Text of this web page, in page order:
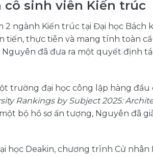
cô sinh viên Kiến trúc
2 ngành Kiến trúc tại Đại học Bách
tiến, thực tiễn và mang tính toàn
đã đưa ra một quyết định
trường đại học công lập hàng đầu
Rankings by Subject 2025:
bộ hồ sơ ấn tượng, Nguyên đã
học Deakin, chương trình Cử nhân